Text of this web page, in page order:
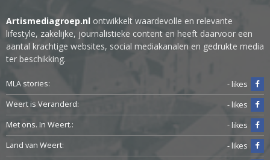
Artismediagroep.nl ontwikkelt waardevolle en relevante
lifestyle, zakelijke, journalistieke content en heeft daarvoor een
aantal krachtige websites, social mediakanalen en gedrukte media
ter beschikking.
MLA stories:
- likes
Weert is Veranderd:
- likes
Met ons. In Weert.:
- likes
Land van Weert:
- likes